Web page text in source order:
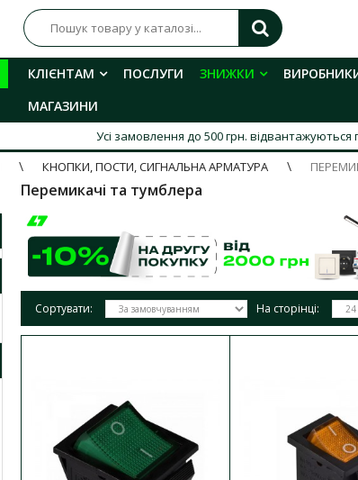
КЛІЄНТАМ ПОСЛУГИ ЗНИЖКИ
МАГАЗИНИ
Усі замовлення до 500 грн. відвантажуються
КНОПКИ, ПОСТИ, СИГНАЛЬНА АРМАТУРА
Перемикачі та тумблера
Сортувати: На сторінці:
Клавішний
електричних кіл